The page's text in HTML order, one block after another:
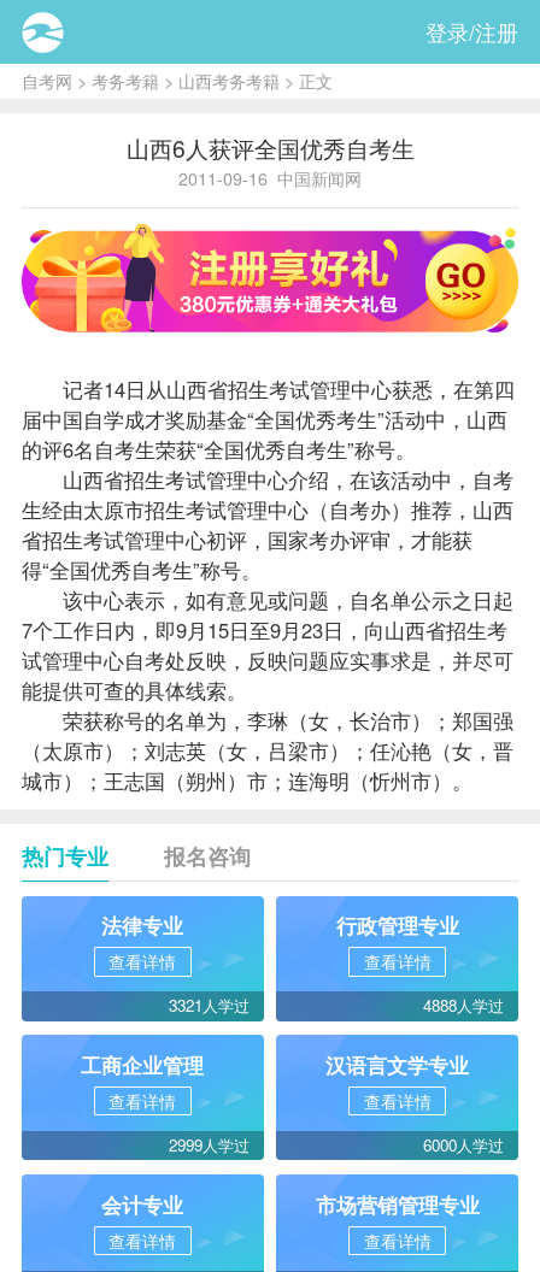
登录/注册
自考网 > 考务考籍 > 山西考务考籍 > 正文
山西6人获评全国优秀自考生
2011-09-16 中国新闻网
记者14日从山西省招生考试管理中心获悉，在第四
届中国自学成才奖励基金“全国优秀考生”活动中，山西
的评6名自考生荣获“全国优秀自考生”称号。
山西省招生考试管理中心介绍，在该活动中，自考
生经由太原市招生考试管理中心（自考办）推荐，山西
省招生考试管理中心初评，国家考办评审，才能获
得“全国优秀自考生”称号。
该中心表示，如有意见或问题，自名单公示之日起
7个工作日内，即9月15日至9月23日，向山西省招生考
试管理中心自考处反映，反映问题应实事求是，并尽可
能提供可查的具体线索。
荣获称号的名单为，李琳（女，长治市）；郑国强
（太原市）；刘志英（女，吕梁市）；任沁艳（女，晋
城市）；王志国（朔州）市；连海明（忻州市）。
热门专业 报名咨询
法律专业
查看详情
3321人学过
行政管理专业
查看详情
4888人学过
工商企业管理
查看详情
2999人学过
汉语言文学专业
查看详情
6000人学过
会计专业
查看详情
市场营销管理专业
查看详情